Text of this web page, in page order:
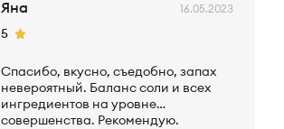
Яна 16.05.2023
5Рейтинг
Спасибо, вкусно, съедобно, запах
невероятный. Баланс соли и всех
ингредиентов на уровне
совершенства. Рекомендую.